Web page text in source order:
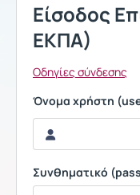
Είσοδος
ΕΚΠΑ)
Οδηγίες σύνδεσης
Όνομα χρήστη
Συνθηματικό